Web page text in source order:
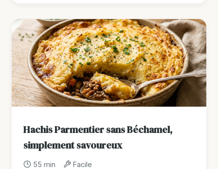
Hachis Parmentier sans Béchamel,
simplement savoureux
55 min Facile